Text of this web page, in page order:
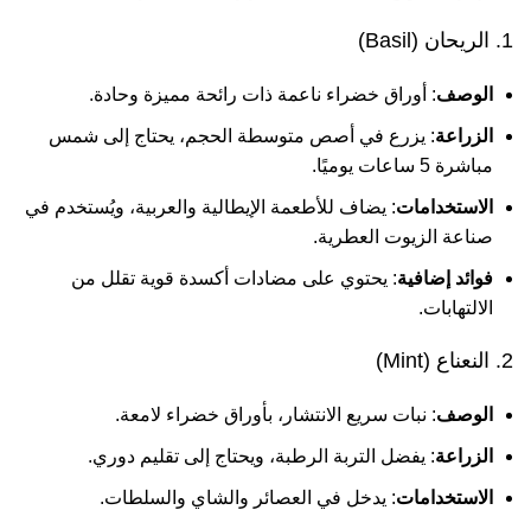
1. الريحان (Basil)
الوصف: أوراق خضراء ناعمة ذات رائحة مميزة وحادة.
الزراعة: يزرع في أصص متوسطة الحجم، يحتاج إلى شمس
مباشرة 5 ساعات يوميًا.
الاستخدامات: يضاف للأطعمة الإيطالية والعربية، ويُستخدم في
صناعة الزيوت العطرية.
فوائد إضافية: يحتوي على مضادات أكسدة قوية تقلل من
الالتهابات.
2. النعناع (Mint)
الوصف: نبات سريع الانتشار، بأوراق خضراء لامعة.
الزراعة: يفضل التربة الرطبة، ويحتاج إلى تقليم دوري.
الاستخدامات: يدخل في العصائر والشاي والسلطات.